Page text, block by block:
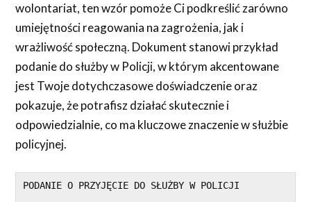
wolontariat, ten wzór pomoże Ci podkreślić zarówno
umiejętności reagowania na zagrożenia, jak i
wrażliwość społeczną. Dokument stanowi przykład
podanie do służby w Policji, w którym akcentowane
jest Twoje dotychczasowe doświadczenie oraz
pokazuje, że potrafisz działać skutecznie i
odpowiedzialnie, co ma kluczowe znaczenie w służbie
policyjnej.
PODANIE O PRZYJĘCIE DO SŁUŻBY W POLICJI